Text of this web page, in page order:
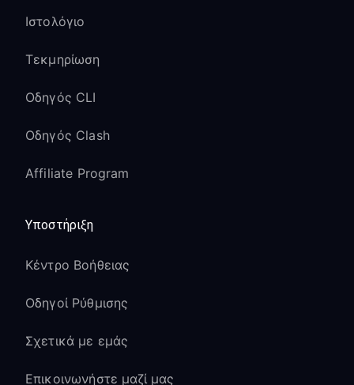
Ιστολόγιο
Τεκμηρίωση
Οδηγός CLI
Οδηγός Clash
Affiliate Program
Υποστήριξη
Κέντρο Βοήθειας
Οδηγοί Ρύθμισης
Σχετικά με εμάς
Επικοινωνήστε μαζί μας